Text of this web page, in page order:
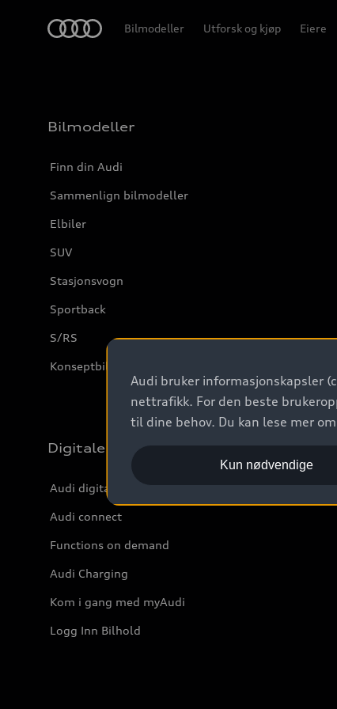
Bilmodeller Utforsk og kjøp Eiere
Bilmodeller
Finn din Audi
Sammenlign bilmodeller
Elbiler
SUV
Stasjonsvogn
Sportback
S/RS
Konseptbiler og prototyper
Digitale tjenester
Audi digitale tjenester
Audi connect
Functions on demand
Audi Charging
Kom i gang med myAudi
Logg Inn Bilhold
Audi bruker informasjonskapsler
nettrafikk. For den beste
til dine behov. Du kan lese mer
Kun nødvendige